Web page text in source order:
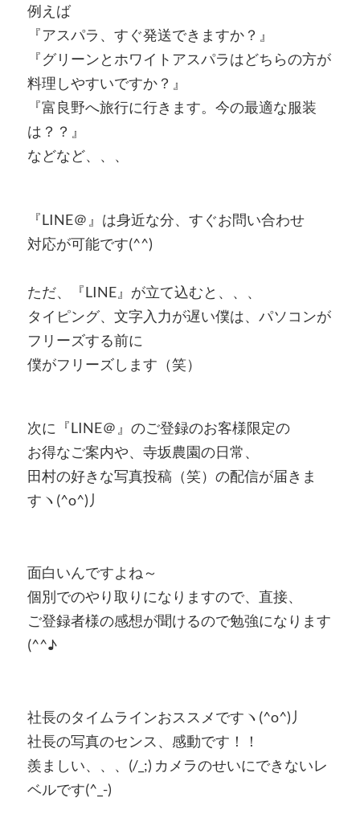
例えば
『アスパラ、すぐ発送できますか？』
『グリーンとホワイトアスパラはどちらの方が
料理しやすいですか？』
『富良野へ旅行に行きます。今の最適な服装
は？？』
などなど、、、
『LINE＠』は身近な分、すぐお問い合わせ
対応が可能です(^^)
ただ、『LINE』が立て込むと、、、
タイピング、文字入力が遅い僕は、パソコンが
フリーズする前に
僕がフリーズします（笑）
次に『LINE＠』のご登録のお客様限定の
お得なご案内や、寺坂農園の日常、
田村の好きな写真投稿（笑）の配信が届きま
すヽ(^o^)丿
面白いんですよね～
個別でのやり取りになりますので、直接、
ご登録者様の感想が聞けるので勉強になります
(^^♪
社長のタイムラインおススメですヽ(^o^)丿
社長の写真のセンス、感動です！！
羨ましい、、、(/_;) カメラのせいにできないレ
ベルです(^_-)